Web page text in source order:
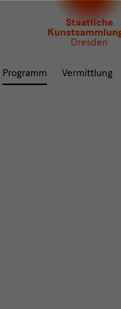
Staatliche
Dresden
Programm Vermittlung